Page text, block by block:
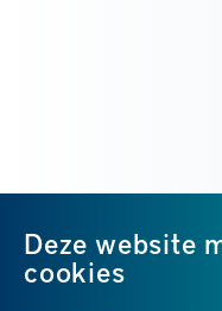
Deze website
cookies